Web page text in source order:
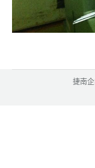
捷南